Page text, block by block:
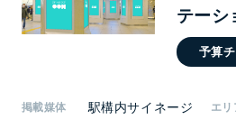
テーシ
予算
掲載媒体 駅構内サイネージ エリ